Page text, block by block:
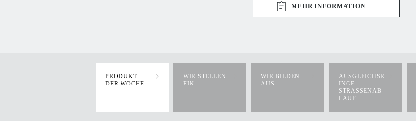
MEHR INFORMATION
PRODUKT
DER WOCHE
WIR STELLEN
EIN
WIR BILDEN
AUS
AUSGLEICHSR
INGE
STRASSENAB
LAUF